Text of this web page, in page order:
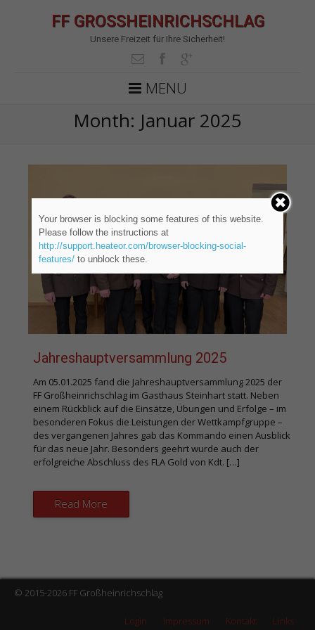
FF GROSSHEINRICHSCHLAG
Unsere Freizeit für Ihre Sicherheit!
MENU
Month: Januar 2025
Jahreshauptversammlung 2025
Am 05.01.2025 fand die Jahreshauptversammlung 2025 der
FF Großheinrichschlag im Gasthaus Steinhart statt. Neben
einem Rückblick auf die Einsätze, Übungen und Erfolge – im
besonderen Fokus die Leistungen der Wettkampfgruppe –
des vergangenen Jahres gab das Kommando einen Ausblick
für das neue Jahr. Besonders geehrt wurde auch der
erfolgreiche Abschluss des FLA Gold von Kdt. […]
Read More
© 2015-2026 FF Großheinrichschlag
Login Impressum Kontakt Links
Your browser is blocking some features of this website.
Please follow the instructions at
http://support.heateor.com/browser-blocking-social-
features/to unblock these.